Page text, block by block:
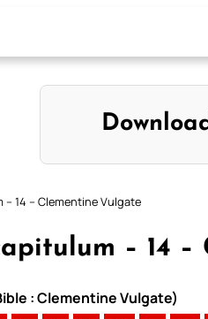
14 – Clementine Vulgate
– 14 –
: Clementine Vulgate)